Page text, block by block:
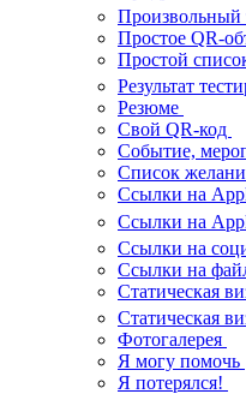
Произвольный
Простое QR-
Простой
Результат
Резюме
Свой QR-код
Событие,
Список
Ссылки на
Ссылки на
Ссылки на
Ссылки на
Статическая
Статическая
Фотогалерея
Я могу помочь
Я потерялся!